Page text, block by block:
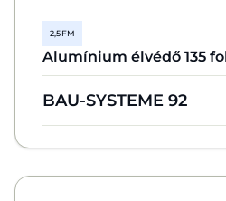
2,5 FM
Alumínium élvédő 135
BAU-SYSTEME 92